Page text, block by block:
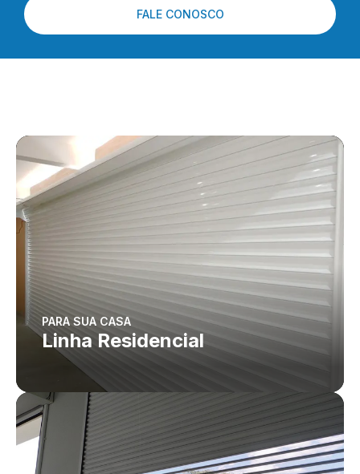
FALE CONOSCO
PARA SUA CASA
Linha Residencial